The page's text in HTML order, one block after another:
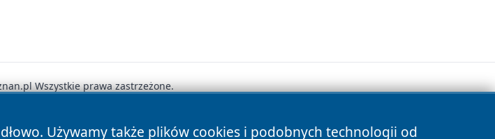
Używamy także plików cookies i podobnych technologii od
Wszystkie prawa zastrzeżone.
Prywatności Polityka Cookies